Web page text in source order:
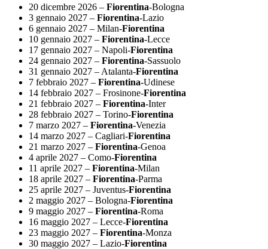
20 dicembre 2026 – Fiorentina-Bologna
3 gennaio 2027 – Fiorentina-Lazio
6 gennaio 2027 – Milan-Fiorentina
10 gennaio 2027 – Fiorentina-Lecce
17 gennaio 2027 – Napoli-Fiorentina
24 gennaio 2027 – Fiorentina-Sassuolo
31 gennaio 2027 – Atalanta-Fiorentina
7 febbraio 2027 – Fiorentina-Udinese
14 febbraio 2027 – Frosinone-Fiorentina
21 febbraio 2027 – Fiorentina-Inter
28 febbraio 2027 – Torino-Fiorentina
7 marzo 2027 – Fiorentina-Venezia
14 marzo 2027 – Cagliari-Fiorentina
21 marzo 2027 – Fiorentina-Genoa
4 aprile 2027 – Como-Fiorentina
11 aprile 2027 – Fiorentina-Milan
18 aprile 2027 – Fiorentina-Parma
25 aprile 2027 – Juventus-Fiorentina
2 maggio 2027 – Bologna-Fiorentina
9 maggio 2027 – Fiorentina-Roma
16 maggio 2027 – Lecce-Fiorentina
23 maggio 2027 – Fiorentina-Monza
30 maggio 2027 – Lazio-Fiorentina